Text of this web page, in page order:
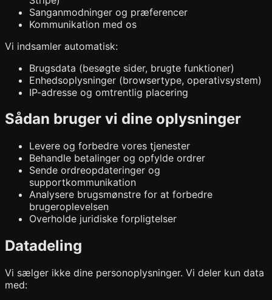
Sanganmodninger og præferencer
Kommunikation med os
Vi indsamler automatisk:
Brugsdata (besøgte sider, brugte funktioner)
Enhedsoplysninger (browsertype, operativsystem)
IP-adresse og omtrentlig placering
Sådan bruger vi dine oplysninger
Levere og forbedre vores tjenester
Behandle betalinger og opfylde ordrer
Sende ordreopdateringer og
supportkommunikation
Analysere brugsmønstre for at forbedre
brugeroplevelsen
Overholde juridiske forpligtelser
Datadeling
Vi sælger ikke dine personoplysninger. Vi deler kun data
med: